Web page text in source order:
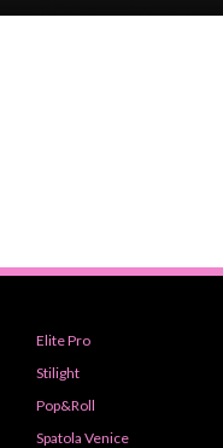
Elite Pro
Stilight
Pop&Roll
Spatola Venice